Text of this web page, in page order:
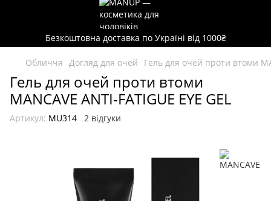
Безкоштовна доставка по Україні від 1000₴
Обличчя Догляд для очей Гель для очей проти втоми
Гель для очей проти втоми
MANCAVE ANTI-FATIGUE EYE GEL
Артикул: MU314 2 відгуки